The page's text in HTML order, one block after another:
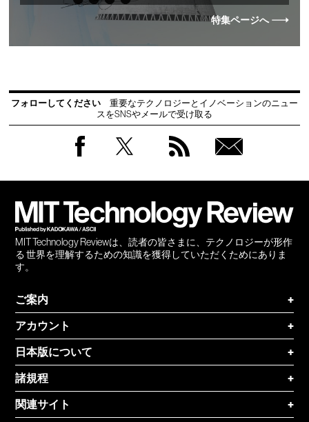
特集ページへ
フォローしてください
重要なテクノロジーとイノベーションのニュー
スをSNSやメールで受け取る
MIT Technology Reviewは、読者の皆さまに、テクノロジーが形作
る 世界を理解するための知識を獲得していただくためにありま
す。
ご案内
+
アカウント
+
日本版について
+
諸規程
+
関連サイト
+